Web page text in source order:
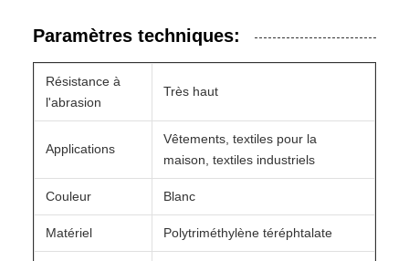
Paramètres techniques:
Résistance à
l'abrasion
Très haut
Applications
Vêtements, textiles pour la
maison, textiles industriels
Couleur Blanc
Matériel Polytriméthylène téréphtalate